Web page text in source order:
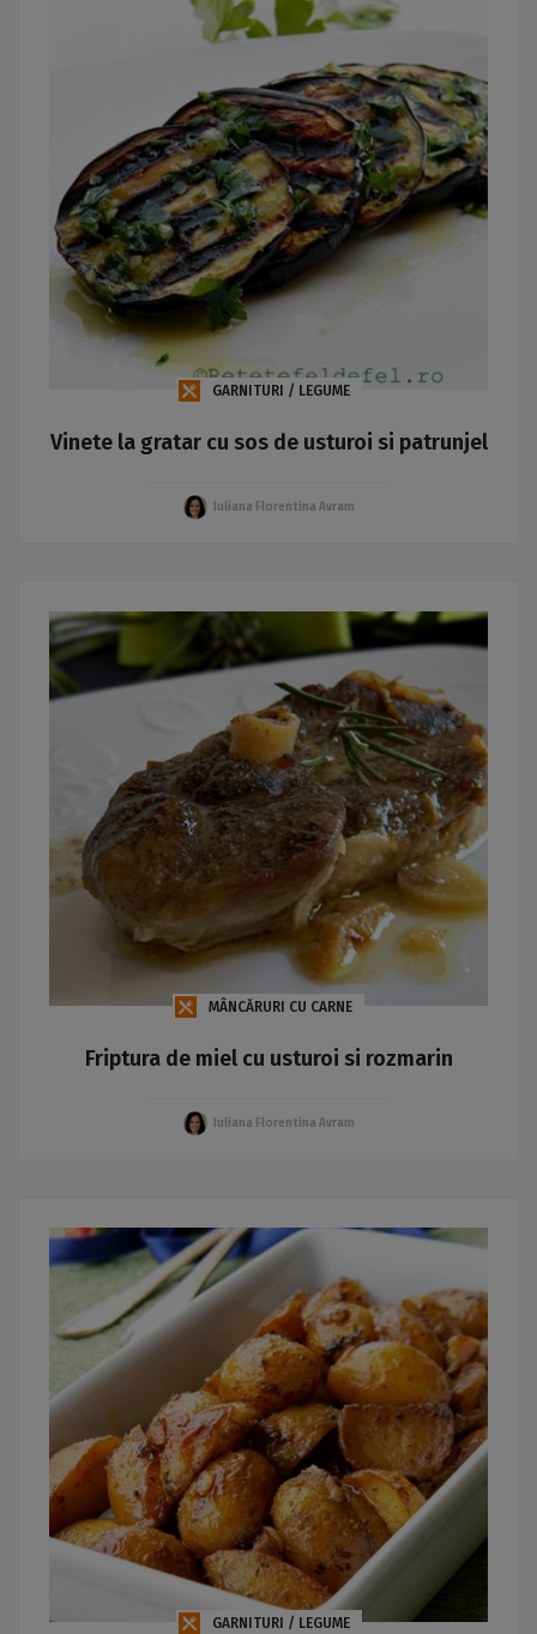
GARNITURI / LEGUME
Vinete la gratar cu sos de usturoi si patrunjel
Iuliana Florentina Avram
MÂNCĂRURI CU CARNE
Friptura de miel cu usturoi si rozmarin
Iuliana Florentina Avram
GARNITURI / LEGUME